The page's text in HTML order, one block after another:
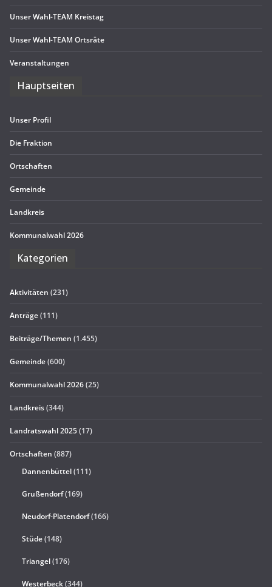
Unser Wahl-TEAM Kreistag
Unser Wahl-TEAM Ortsräte
Ver­an­stal­tun­gen
Haupt­sei­ten
Unser Pro­fil
Die Frak­tion
Ort­schaf­ten
Gemeinde
Land­kreis
Kom­mu­nal­wahl 2026
Kate­go­rien
Aktivitäten (231)
Anträge(111)
Beiträge/Themen (1.455)
Gemeinde(600)
Kommunalwahl 2026(25)
Landkreis(344)
Landratswahl 2025(17)
Ortschaften (887)
Dannenbüttel(111)
Grußendorf(169)
Neudorf-Platendorf(166)
Stüde(148)
Triangel(176)
Westerbeck(344)